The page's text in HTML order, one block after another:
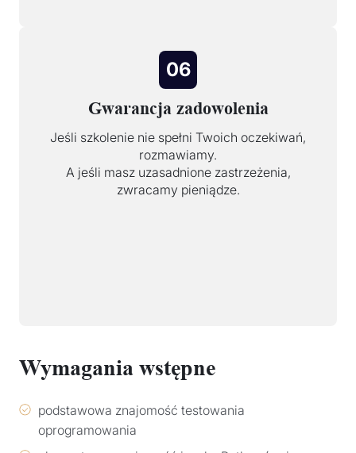
06
Gwarancja zadowolenia
Jeśli szkolenie nie spełni Twoich oczekiwań,
rozmawiamy.
A jeśli masz uzasadnione zastrzeżenia,
zwracamy pieniądze.
Wymagania wstępne
podstawowa znajomość testowania
oprogramowania